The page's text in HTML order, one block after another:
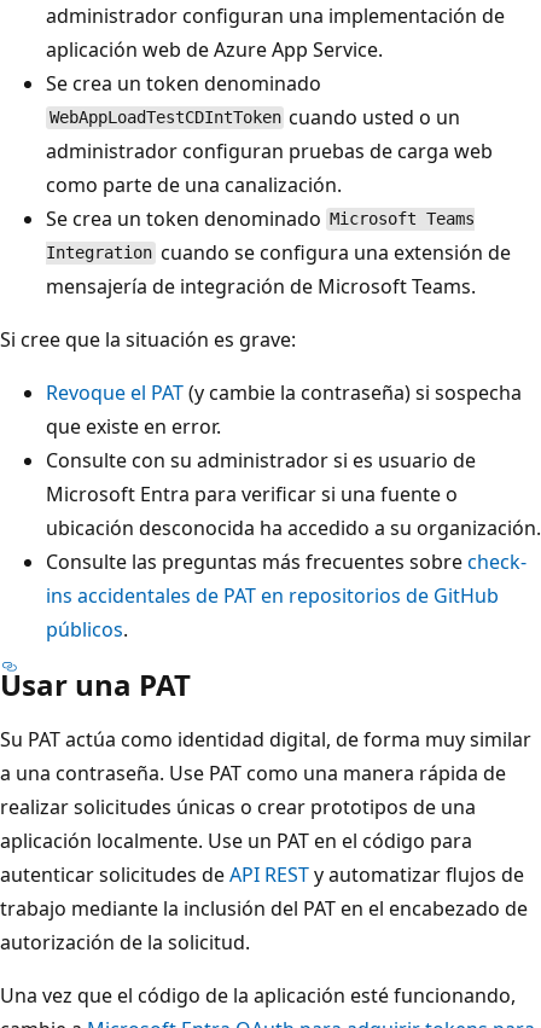
administrador configuran una implementación de
aplicación web de Azure App Service.
Se crea un token denominado
WebAppLoadTestCDIntToken cuando usted o un
administrador configuran pruebas de carga web
como parte de una canalización.
Se crea un token denominado Microsoft Teams
Integration cuando se configura una extensión de
mensajería de integración de Microsoft Teams.
Si cree que la situación es grave:
Revoque el PAT(y cambie la contraseña) si sospecha
que existe en error.
Consulte con su administrador si es usuario de
Microsoft Entra para verificar si una fuente o
ubicación desconocida ha accedido a su organización.
Consulte las preguntas más frecuentes sobrecheck-
ins accidentales de PAT en repositorios de GitHub
públicos.
Usar una PAT
Su PAT actúa como identidad digital, de forma muy similar
a una contraseña. Use PAT como una manera rápida de
realizar solicitudes únicas o crear prototipos de una
aplicación localmente. Use un PAT en el código para
autenticar solicitudes deAPI RESTy automatizar flujos de
trabajo mediante la inclusión del PAT en el encabezado de
autorización de la solicitud.
Una vez que el código de la aplicación esté funcionando,